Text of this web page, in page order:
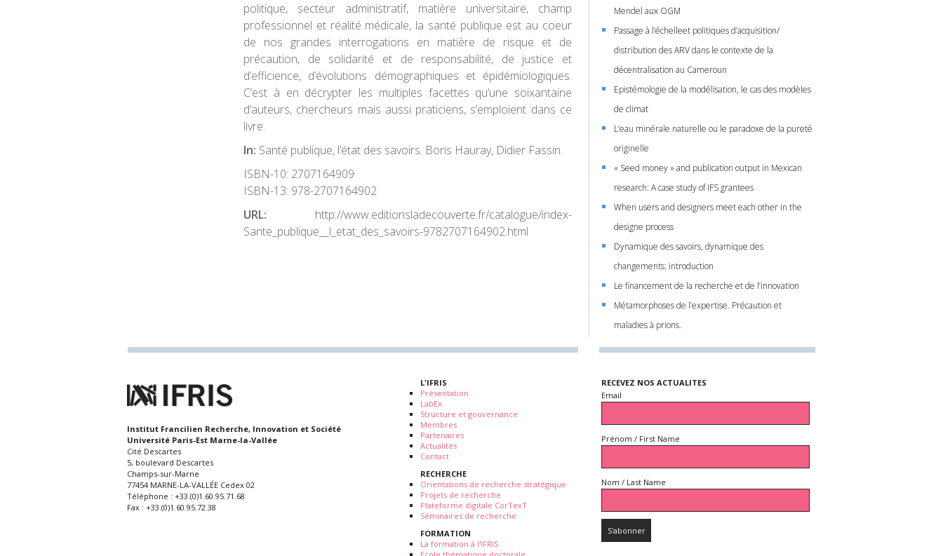
politique, secteur administratif, matière universitaire, champ
professionnel et réalité médicale, la santé publique est au coeur
de nos grandes interrogations en matière de risque et de
précaution, de solidarité et de responsabilité, de justice et
d’efficience, d’évolutions démographiques et épidémiologiques.
C’est à en décrypter les multiples facettes qu’une soixantaine
d’auteurs, chercheurs mais aussi praticiens, s’emploient dans ce
livre.
In: Santé publique, l’état des savoirs. Boris Hauray, Didier Fassin.
ISBN-10: 2707164909
ISBN-13: 978-2707164902
URL: http://www.editionsladecouverte.fr/catalogue/index-
Sante_publique__l_etat_des_savoirs-9782707164902.html
Mendel aux OGM
Passage à l’échelleet politiques d’acquisition/
distribution des ARV dans le contexte de la
décentralisation au Cameroun
Epistémologie de la modélisation, le cas des modèles
de climat
L’eau minérale naturelle ou le paradoxe de la pureté
originelle
« Seed money » and publication output in Mexican
research: A case study of IFS grantees
When users and designers meet each other in the
designe process
Dynamique des savoirs, dynamique des
changements: introduction
Le financement de la recherche et de l’innovation
Métamorphoses de l’expertise. Précaution et
maladies à prions.
Institut Francilien Recherche, Innovation et Société
Université Paris-Est Marne-la-Vallée
Cité Descartes
5, boulevard Descartes
Champs-sur-Marne
77454 MARNE-LA-VALLÉE Cedex 02
Téléphone : +33.(0)1.60.95.71.68
Fax : +33.(0)1.60.95.72.38
L'IFRIS
Présentation
LabEx
Structure et gouvernance
Membres
Partenaires
Actualités
Contact
RECHERCHE
Orientations de recherche stratégique
Projets de recherche
Plateforme digitale CorTexT
Séminaires de recherche
FORMATION
La formation à l'IFRIS
RECEVEZ NOS ACTUALITES
Email
Prénom / First Name
Nom / Last Name